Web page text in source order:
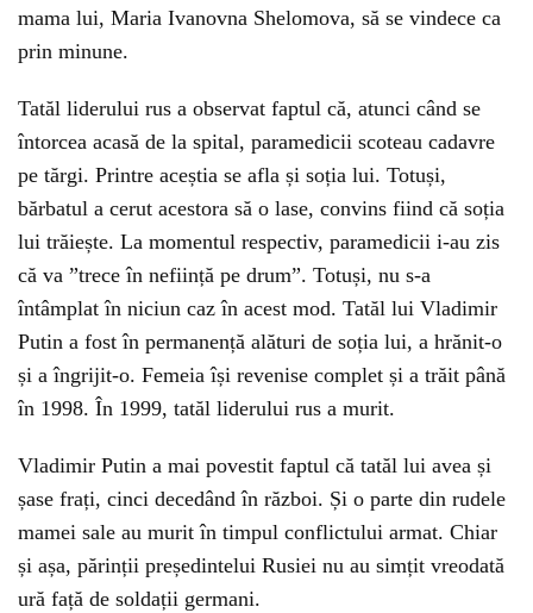
mama lui, Maria Ivanovna Shelomova, să se vindece ca
prin minune.
Tatăl liderului rus a observat faptul că, atunci când se
întorcea acasă de la spital, paramedicii scoteau cadavre
pe tărgi. Printre aceștia se afla și soția lui. Totuși,
bărbatul a cerut acestora să o lase, convins fiind că soția
lui trăiește. La momentul respectiv, paramedicii i-au zis
că va ”trece în neființă pe drum”. Totuși, nu s-a
întâmplat în niciun caz în acest mod. Tatăl lui Vladimir
Putin a fost în permanență alături de soția lui, a hrănit-o
și a îngrijit-o. Femeia își revenise complet și a trăit până
în 1998. În 1999, tatăl liderului rus a murit.
Vladimir Putin a mai povestit faptul că tatăl lui avea și
șase frați, cinci decedând în război. Și o parte din rudele
mamei sale au murit în timpul conflictului armat. Chiar
și așa, părinții președintelui Rusiei nu au simțit vreodată
ură față de soldații germani.